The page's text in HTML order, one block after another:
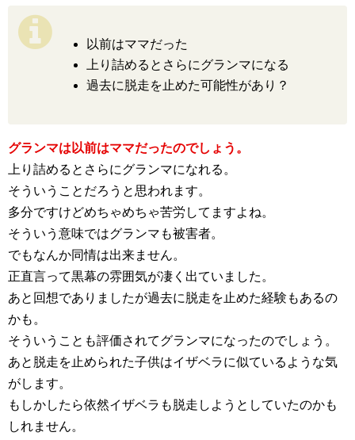
以前はママだった
上り詰めるとさらにグランマになる
過去に脱走を止めた可能性があり？
グランマは以前はママだったのでしょう。
上り詰めるとさらにグランマになれる。
そういうことだろうと思われます。
多分ですけどめちゃめちゃ苦労してますよね。
そういう意味ではグランマも被害者。
でもなんか同情は出来ません。
正直言って黒幕の雰囲気が凄く出ていました。
あと回想でありましたが過去に脱走を止めた経験もあるの
かも。
そういうことも評価されてグランマになったのでしょう。
あと脱走を止められた子供はイザベラに似ているような気
がします。
もしかしたら依然イザベラも脱走しようとしていたのかも
しれません。